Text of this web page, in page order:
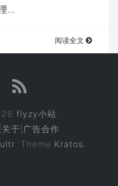
…
阅读全文
flyzy小站
关于 广告合作
. Theme Kratos.